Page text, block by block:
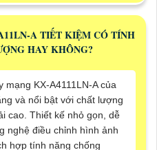
A TIẾT KIỆM CÓ TÍNH
HAY KHÔNG?
KX-A4111LN-A của
và nổi bật với chất lượng
cao. Thiết kế nhỏ gọn, dễ
nghệ điều chỉnh hình ảnh
hợp tính năng chống